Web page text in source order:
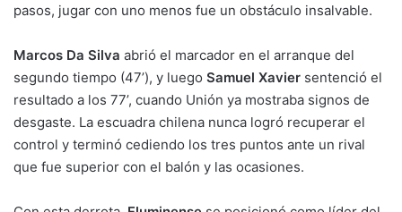
pasos, jugar con uno menos fue un obstáculo insalvable.
Marcos Da Silva abrió el marcador en el arranque del
segundo tiempo (47’), y luego Samuel Xavier sentenció el
resultado a los 77’, cuando Unión ya mostraba signos de
desgaste. La escuadra chilena nunca logró recuperar el
control y terminó cediendo los tres puntos ante un rival
que fue superior con el balón y las ocasiones.